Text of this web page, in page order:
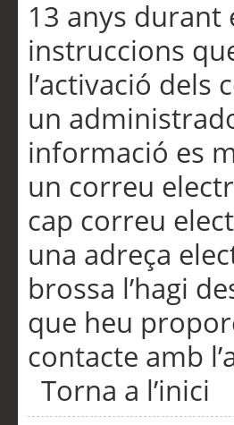
13 anys durant
instruccions
l’activació dels
un
informació es
un correu
cap correu
una adreça
brossa l’hagi
que heu
contacte amb
Torna a l’inici